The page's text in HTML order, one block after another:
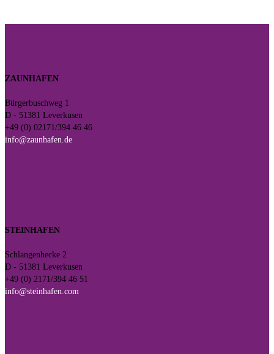
ZAUNHAFEN
Bürgerbuschweg 1
D - 51381 Leverkusen
+49 (0) 02171/394 46 46
info@zaunhafen.de
STEINHAFEN
Schlangenhecke 2
D - 51381 Leverkusen
+49 (0) 2171/394 46 51
info@steinhafen.com